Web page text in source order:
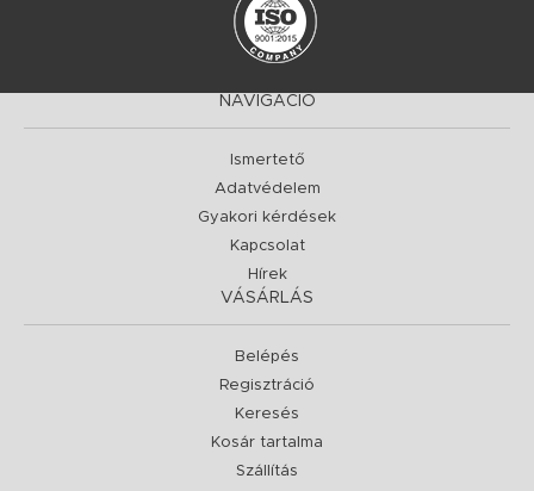
NAVIGÁCIÓ
Ismertető
Adatvédelem
Gyakori kérdések
Kapcsolat
Hírek
VÁSÁRLÁS
Belépés
Regisztráció
Keresés
Kosár tartalma
Szállítás